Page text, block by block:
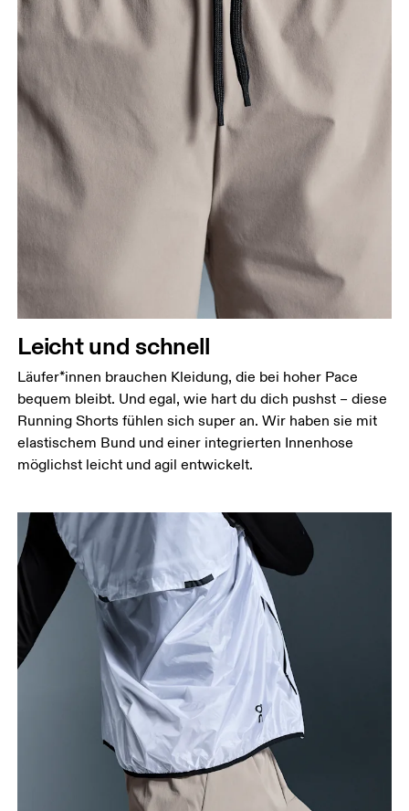
Taille
wo dein Oberkörper am schmalsten ist.
Miss um die breiteste Stelle deiner Hüfte herum.
Stell dich so hin, dass deine Füsse schulterbreit
auseinander sind. Miss um die breiteste Stelle
deines Oberschenkels herum.
Schrittlänge
Stell dich mit durchgedrückten Knien hin, die
Füsse leicht auseinander. Miss von der obersten
Leicht und schnell
Läufer*innen brauchen Kleidung, die bei hoher Pace
bequem bleibt. Und egal, wie hart du dich pushst – diese
Running Shorts fühlen sich super an. Wir haben sie mit
elastischem Bund und einer integrierten Innenhose
möglichst leicht und agil entwickelt.